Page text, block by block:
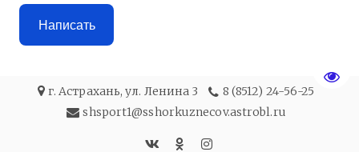
Написать
г. Астрахань,ул. Ленина 3
8 (8512) 24-56-25
shsport1@sshorkuznecov.astrobl.ru